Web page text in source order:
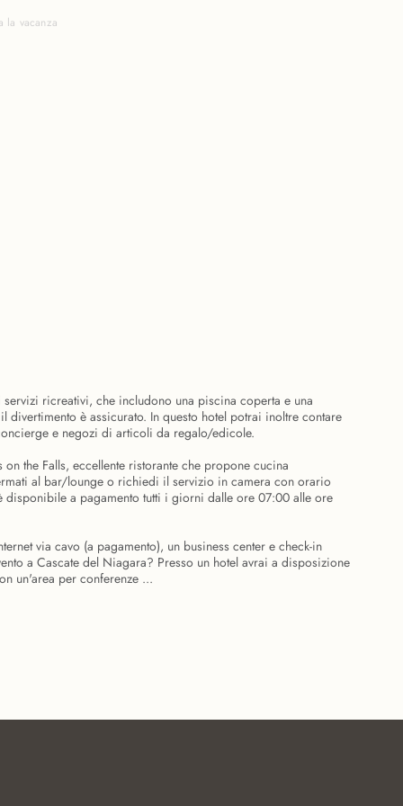
la vacanza
ricreativi, che includono una piscina coperta e una
divertimento è assicurato. In questo hotel potrai inoltre contare
e negozi di articoli da regalo/edicole.
on the Falls, eccellente ristorante che propone cucina
al bar/lounge o richiedi il servizio in camera con orario
disponibile a pagamento tutti i giorni dalle ore 07:00 alle ore
via cavo (a pagamento), un business center e check-in
a Cascate del Niagara? Presso un hotel avrai a disposizione
un'area per conferenze ...